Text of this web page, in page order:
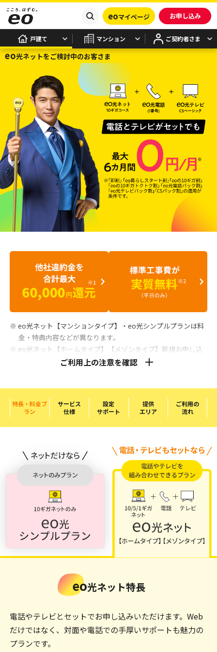
eoマイページ お申し込み
戸建て マンション ご契約者さま
eo光ネットをご検討中のお客さま
※ eo光ネット【マンションタイプ】・eo光シンプルプランは料
金・特典内容などが異なります。
※ eo光ネット【ホームタイプ】【メゾンタイプ】新規お申し込
即割（そくわり）」適用時。「即割」は2年間のご利用
い。補填金の受取手続きには、インターネット（Web）での
お手続きが必要です。他社解約金・撤去費用が発生しない場
合、特典対象外となります。他社サービスの解約に伴い発生
※2 別途契約事務手数料3,300円が必要です。標準工事費
（29,700円）は24回の分割払いでのお支払いとなります
が、キャンペーンにより、標準工事費分割支払い代金と同額
を毎月割引いたします。（2カ月目1,249円、3～25カ月目
1,237円割引）標準工事費分割払いの途中で解約された場合
は、標準工事費の残債を一括でお支払いいただきます。お客
さま宅の設備状況により追加工事費が必要になる場合があり
ます。土日祝日（年末年始を含む）に工事をする場合、その
他工事費として3,300円が別途かかります。
ご利用上の注意を確認
特長・料金プ
ラン
サービス
仕様
設定
サポート
提供
エリア
ご利用の
流れ
eo光ネット特長
電話やテレビとセットでお申し込みいただけます。 Web
だけではなく、対面や電話での手厚いサポートも魅力の
プランです。